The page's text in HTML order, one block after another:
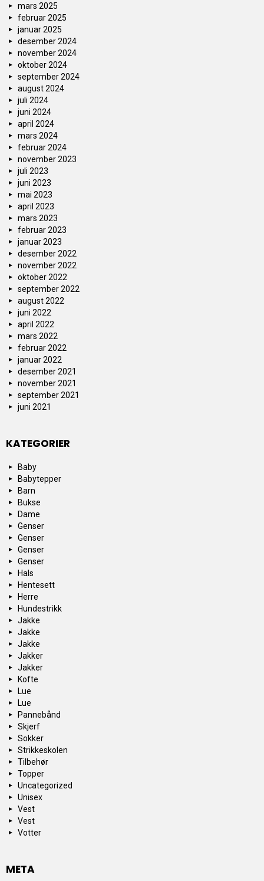
mars 2025
februar 2025
januar 2025
desember 2024
november 2024
oktober 2024
september 2024
august 2024
juli 2024
juni 2024
april 2024
mars 2024
februar 2024
november 2023
juli 2023
juni 2023
mai 2023
april 2023
mars 2023
februar 2023
januar 2023
desember 2022
november 2022
oktober 2022
september 2022
august 2022
juni 2022
april 2022
mars 2022
februar 2022
januar 2022
desember 2021
november 2021
september 2021
juni 2021
KATEGORIER
Baby
Babytepper
Barn
Bukse
Dame
Genser
Genser
Genser
Genser
Hals
Hentesett
Herre
Hundestrikk
Jakke
Jakke
Jakke
Jakker
Jakker
Kofte
Lue
Lue
Pannebånd
Skjerf
Sokker
Strikkeskolen
Tilbehør
Topper
Uncategorized
Unisex
Vest
Vest
Votter
META